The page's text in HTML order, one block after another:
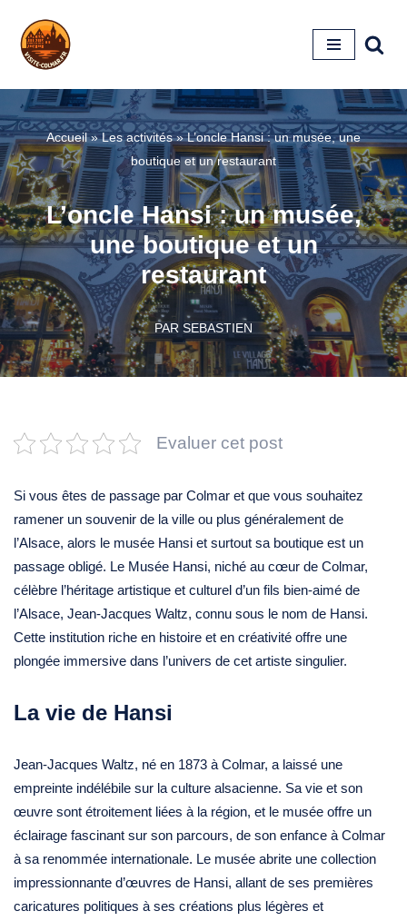
Aller
contenu
Accueil»Les activités»L’oncle Hansi : un musée, une
boutique et un restaurant
L’oncle Hansi : un musée,
une boutique et un
restaurant
PAR SEBASTIEN
Evaluer cet post
Si vous êtes de passage par Colmar et que vous souhaitez
ramener un souvenir de la ville ou plus généralement de
l’Alsace, alors le musée Hansi et surtout sa boutique est un
passage obligé. Le Musée Hansi, niché au cœur de Colmar,
célèbre l’héritage artistique et culturel d’un fils bien-aimé de
l’Alsace, Jean-Jacques Waltz, connu sous le nom de Hansi.
Cette institution riche en histoire et en créativité offre une
plongée immersive dans l’univers de cet artiste singulier.
La vie de Hansi
Jean-Jacques Waltz, né en 1873 à Colmar, a laissé une
empreinte indélébile sur la culture alsacienne. Sa vie et son
œuvre sont étroitement liées à la région, et le musée offre un
éclairage fascinant sur son parcours, de son enfance à Colmar
à sa renommée internationale. Le musée abrite une collection
impressionnante d’œuvres de Hansi, allant de ses premières
caricatures politiques à ses créations plus légères et